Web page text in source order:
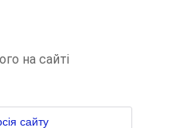
на сайті
сайту